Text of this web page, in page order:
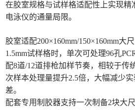
在胶室规格与试样格适配性上实现精
电泳仪的通量局限。
胶室适配200×160mm/150×160mm大
1.5mm试样格时，单次可处理96孔
配8道/12道排枪加样节奏，相较于传
次样本处理量提升2.5倍，大幅减少
差。
配套专用制胶器支持一次制备2块大